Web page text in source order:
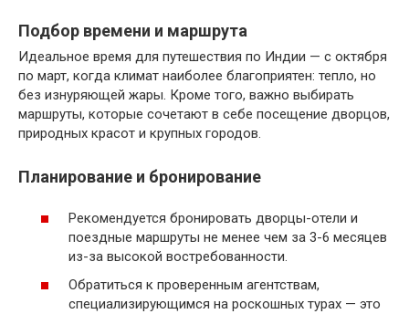
Подбор времени и маршрута
Идеальное время для путешествия по Индии — с октября
по март, когда климат наиболее благоприятен: тепло, но
без изнуряющей жары. Кроме того, важно выбирать
маршруты, которые сочетают в себе посещение дворцов,
природных красот и крупных городов.
Планирование и бронирование
Рекомендуется бронировать дворцы-отели и
поездные маршруты не менее чем за 3-6 месяцев
из-за высокой востребованности.
Обратиться к проверенным агентствам,
специализирующимся на роскошных турах — это